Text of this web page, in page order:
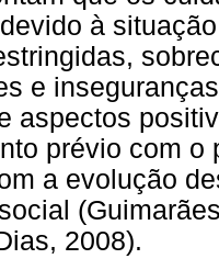
à
e
aspectos
prévio com
a evolução
2008).